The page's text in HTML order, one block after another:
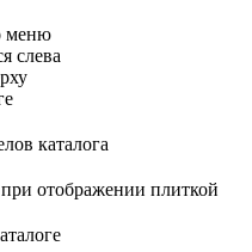
меню
каталога
отображении плиткой